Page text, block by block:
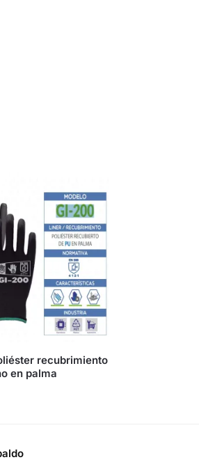
recubrimiento
en palma